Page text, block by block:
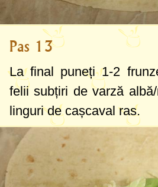
Pas 13
La final puneți 1-2
felii subțiri de varză
linguride cașcaval ras.